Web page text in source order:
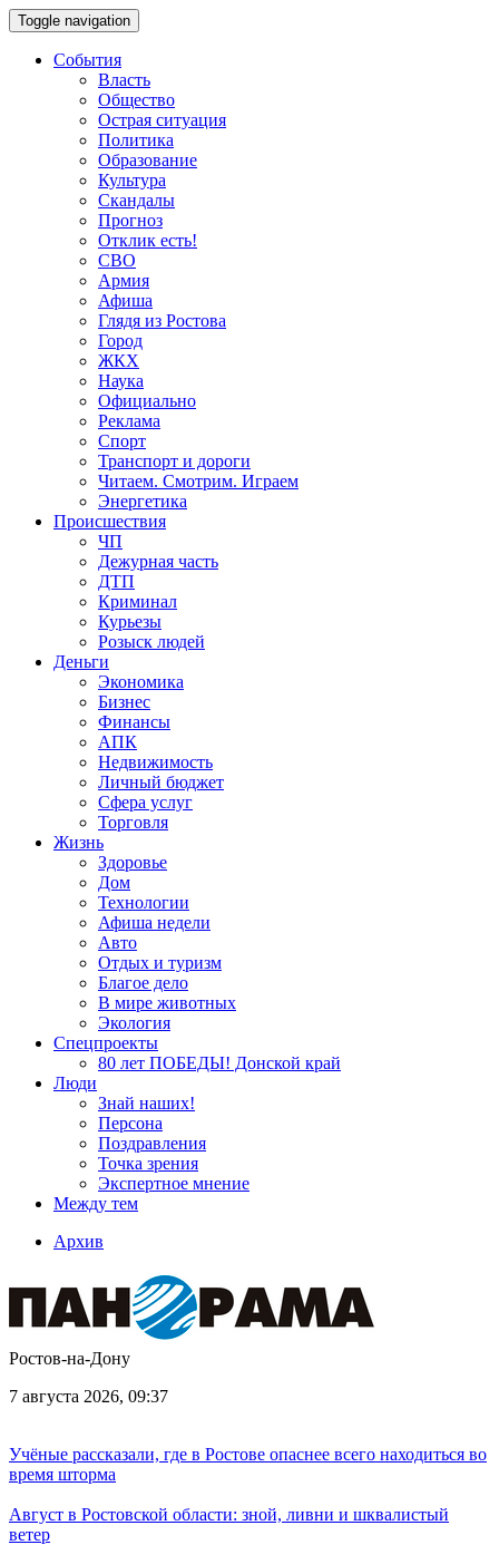
Toggle navigation
События
Власть
Общество
Острая ситуация
Политика
Образование
Культура
Скандалы
Прогноз
Отклик есть!
СВО
Армия
Афиша
Глядя из Ростова
Город
ЖКХ
Наука
Официально
Реклама
Спорт
Транспорт и дороги
Читаем. Смотрим. Играем
Энергетика
Происшествия
ЧП
Дежурная часть
ДТП
Криминал
Курьезы
Розыск людей
Деньги
Экономика
Бизнес
Финансы
АПК
Недвижимость
Личный бюджет
Сфера услуг
Торговля
Жизнь
Здоровье
Дом
Технологии
Афиша недели
Авто
Отдых и туризм
Благое дело
В мире животных
Экология
Спецпроекты
80 лет ПОБЕДЫ! Донской край
Люди
Знай наших!
Персона
Поздравления
Точка зрения
Экспертное мнение
Между тем
Архив
Ростов-на-Дону
7 августа 2026, 09:37
Учёные рассказали, где в Ростове опаснее всего находиться во
время шторма
Август в Ростовской области: зной, ливни и шквалистый
ветер